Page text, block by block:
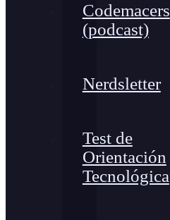
Codemacers
(podcast)
Nerdsletter
Test de
Orientación
Tecnológica